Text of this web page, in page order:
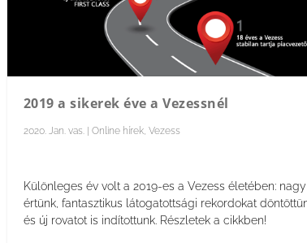
2019 a sikerek éve a Vezessnél
2020. Jan. vas.| Online hírek, Vezess
Különleges év volt a 2019-es a Vezess életében:
értünk, fantasztikus látogatottsági rekordokat
és új rovatot is indítottunk. Részletek a cikkben!